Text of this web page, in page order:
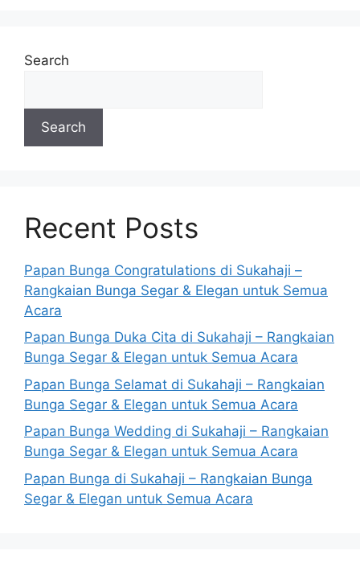
Search
Search
Recent Posts
Papan Bunga Congratulations di Sukahaji –
Rangkaian Bunga Segar & Elegan untuk Semua
Acara
Papan Bunga Duka Cita di Sukahaji – Rangkaian
Bunga Segar & Elegan untuk Semua Acara
Papan Bunga Selamat di Sukahaji – Rangkaian
Bunga Segar & Elegan untuk Semua Acara
Papan Bunga Wedding di Sukahaji – Rangkaian
Bunga Segar & Elegan untuk Semua Acara
Papan Bunga di Sukahaji – Rangkaian Bunga
Segar & Elegan untuk Semua Acara